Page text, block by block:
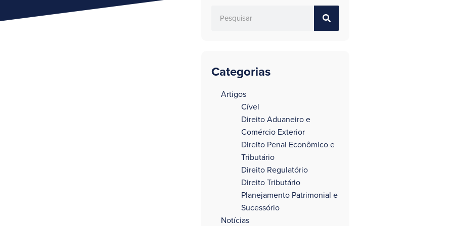
Categorias
Artigos
Cível
Direito Aduaneiro e
Comércio Exterior
Direito Penal Econômico e
Tributário
Direito Regulatório
Direito Tributário
Planejamento Patrimonial e
Sucessório
Notícias